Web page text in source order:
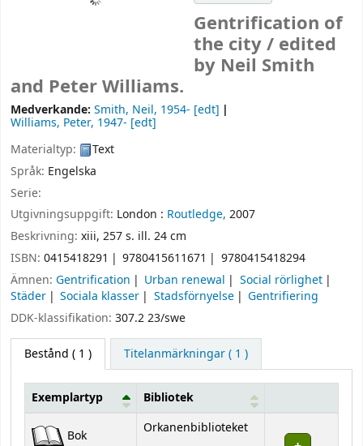
Gentrification of
the city / edited
by Neil Smith
and Peter Williams.
Medverkande: Smith, Neil, 1954- [edt]
Williams, Peter, 1947- [edt]
Materialtyp:
Text
Språk: Engelska
Serie:
Utgivningsuppgift: London : Routledge, 2007
Beskrivning: xiii, 257 s. ill. 24 cm
ISBN: 0415418291 9780415611671
9780415418294
Ämnen: Gentrification Urban renewal
Social rörlighet
Städer
Sociala klasser Stadsförnyelse
Gentrifiering
DDK-klassifikation: 307.2 23/swe
Bestånd ( 1 ) Titelanmärkningar ( 1 )
Bestånd
Exemplartyp Bibliotek
Bok Orkanenbiblioteket